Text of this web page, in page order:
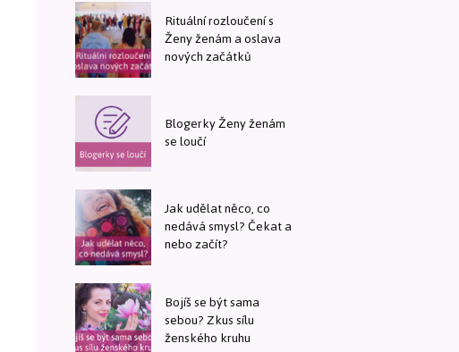
Rituální rozloučení s
Ženy ženám a oslava
nových začátků
Blogerky Ženy ženám
se loučí
Jak udělat něco, co
nedává smysl? Čekat a
nebo začít?
Bojíš se být sama
sebou? Zkus sílu
ženského kruhu